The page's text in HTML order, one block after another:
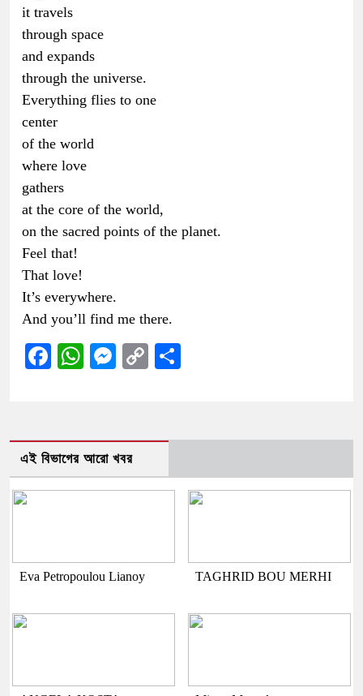
it travels
through space
and expands
through the universe.
Everything flies to one
center
of the world
where love
gathers
at the core of the world,
on the sacred points of the planet.
Feel that!
That love!
It’s everywhere.
And you’ll find me there.
Facebook
WhatsApp
Messenger
Copy
এই বিভাগের আরো খবর
Eva Petropoulou Lianoy TAGHRID BOU MERHI